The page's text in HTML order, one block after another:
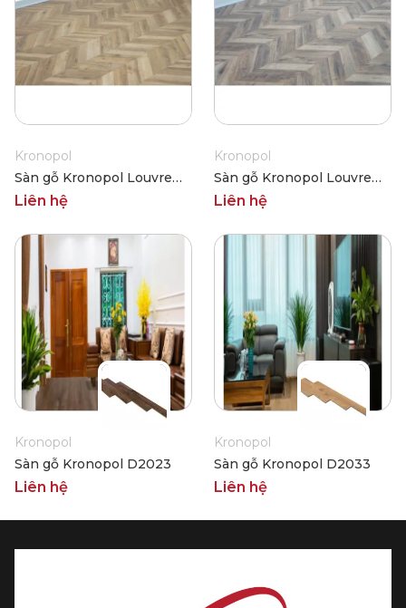
Kronopol
Sàn gỗ Kronopol Louvre
80194
Liên hệ
Kronopol
Sàn gỗ Kronopol Louvre
80204
Liên hệ
Kronopol
Sàn gỗ Kronopol D2023
Liên hệ
Kronopol
Sàn gỗ Kronopol D2033
Liên hệ